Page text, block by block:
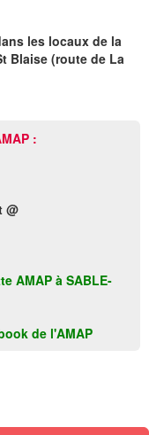
les locaux de la
Blaise (route de La
:
@
AMAP à SABLE-
de l'AMAP